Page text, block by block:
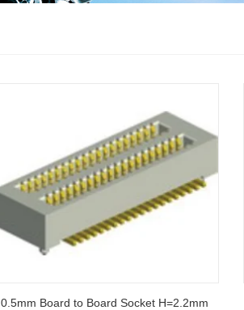
0.5mm Board to Board Socket H=2.2mm